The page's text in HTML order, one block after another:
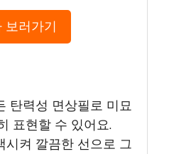
보러가기
탄력성 면상필로 미묘
표현할 수 있어요.
시켜 깔끔한 선으로 그